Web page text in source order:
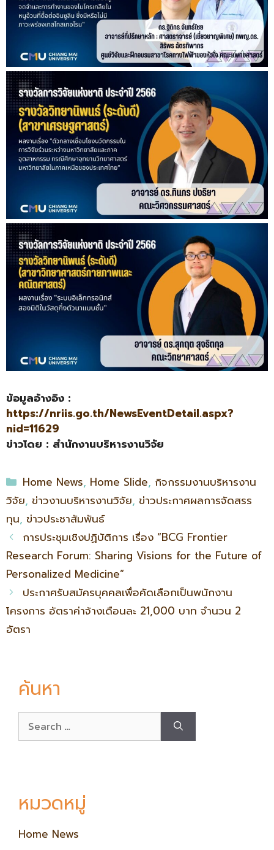
ข้อมูลอ้างอิง :
https://nriis.go.th/NewsEventDetail.aspx?
nid=11629
ข่าวโดย : สำนักงานบริหารงานวิจัย
Home News, Home Slide, กิจกรรมงานบริหารงาน
วิจัย, ข่าวงานบริหารงานวิจัย, ข่าวประกาศผลการจัดสรร
ทุน, ข่าวประชาสัมพันธ์
การประชุมเชิงปฏิบัติการ เรื่อง “BCG Frontier
Research Forum: Sharing Visions for the Future of
Personalized Medicine”
ประกาศรับสมัครบุคคลเพื่อคัดเลือกเป็นพนักงาน
โครงการ อัตราค่าจ้างเดือนละ 21,000 บาท จำนวน 2
อัตรา
ค้นหา
หมวดหมู่
Home News